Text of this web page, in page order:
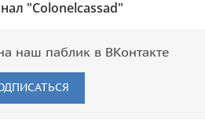
"Colonelcassad"
наш паблик в ВКонтакте